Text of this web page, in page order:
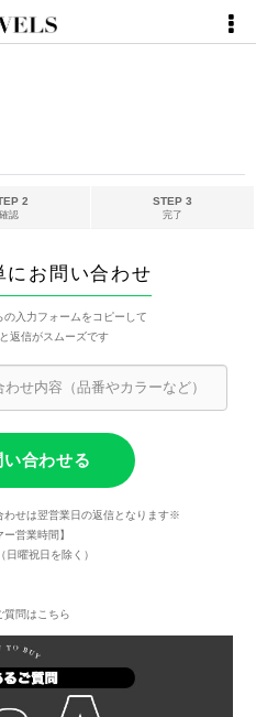
2
確認
STEP 3
完了
にお問い合わせ
入力フォームをコピーして
返信がスムーズです
合わせる
せは翌営業日の返信となります※
ー営業時間】
曜祝日を除く）
質問はこちら